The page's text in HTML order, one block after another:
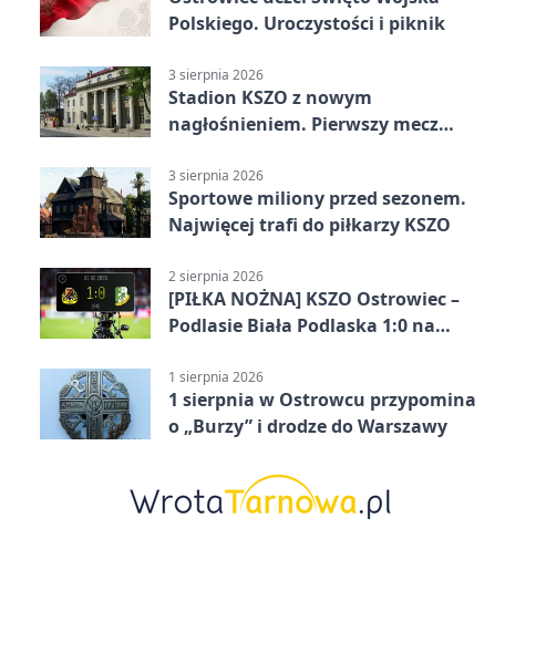
Polskiego. Uroczystości i piknik
3 sierpnia 2026
Stadion KSZO z nowym
nagłośnieniem. Pierwszy mecz
3 sierpnia 2026
Sportowe miliony przed sezonem.
Najwięcej trafi do piłkarzy KSZO
2 sierpnia 2026
[PIŁKA NOŻNA] KSZO Ostrowiec –
Podlasie Biała Podlaska 1:0 na
(Grupa IV)
1 sierpnia 2026
1 sierpnia w Ostrowcu przypomina
o „Burzy” i drodze do Warszawy